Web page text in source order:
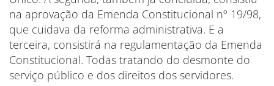
na aprovação da Emenda Constitucional nº 19/98,
que cuidava da reforma administrativa. E a
terceira, consistirá na regulamentação da Emenda
Constitucional. Todas tratando do desmonte do
serviço público e dos direitos dos servidores.